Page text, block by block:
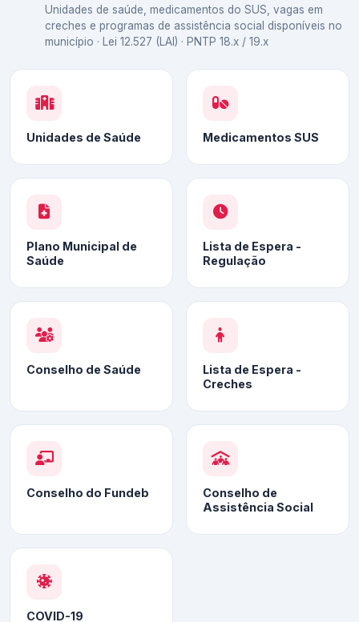
Unidades de saúde, medicamentos do SUS, vagas em
creches e programas de assistência social disponíveis no
município · Lei 12.527 (LAI) · PNTP 18.x / 19.x
Unidades de Saúde Medicamentos SUS
Plano Municipal de
Saúde
Lista de Espera -
Regulação
Conselho de Saúde
Lista de Espera -
Creches
Conselho do Fundeb
Conselho de
Assistência Social
COVID-19